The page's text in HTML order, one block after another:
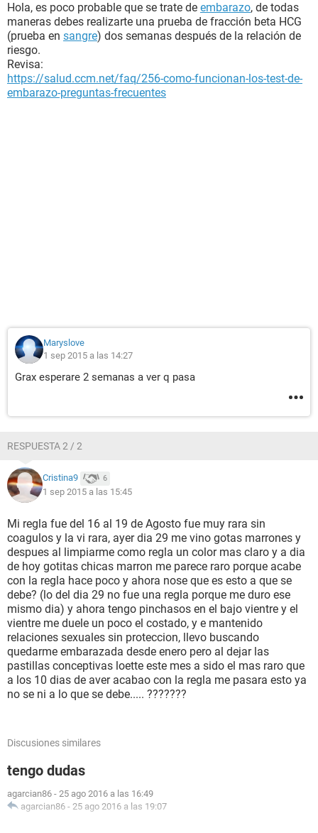
Hola, es poco probable que se trate de embarazo, de todas
maneras debes realizarte una prueba de fracción beta HCG
(prueba en sangre) dos semanas después de la relación de
riesgo.
Revisa:
https://salud.ccm.net/faq/256-como-funcionan-los-test-de-
embarazo-preguntas-frecuentes
Maryslove
1 sep 2015 a las 14:27
Grax esperare 2 semanas a ver q pasa
RESPUESTA 2 / 2
Cristina9 6
1 sep 2015 a las 15:45
Mi regla fue del 16 al 19 de Agosto fue muy rara sin
coagulos y la vi rara, ayer dia 29 me vino gotas marrones y
despues al limpiarme como regla un color mas claro y a dia
de hoy gotitas chicas marron me parece raro porque acabe
con la regla hace poco y ahora nose que es esto a que se
debe? (lo del dia 29 no fue una regla porque me duro ese
mismo dia) y ahora tengo pinchasos en el bajo vientre y el
vientre me duele un poco el costado, y e mantenido
relaciones sexuales sin proteccion, llevo buscando
quedarme embarazada desde enero pero al dejar las
pastillas conceptivas loette este mes a sido el mas raro que
a los 10 dias de aver acabao con la regla me pasara esto ya
no se ni a lo que se debe..... ???????
Discusiones similares
tengo dudas
agarcian86 - 25 ago 2016 a las 16:49
agarcian86 - 25 ago 2016 a las 19:07